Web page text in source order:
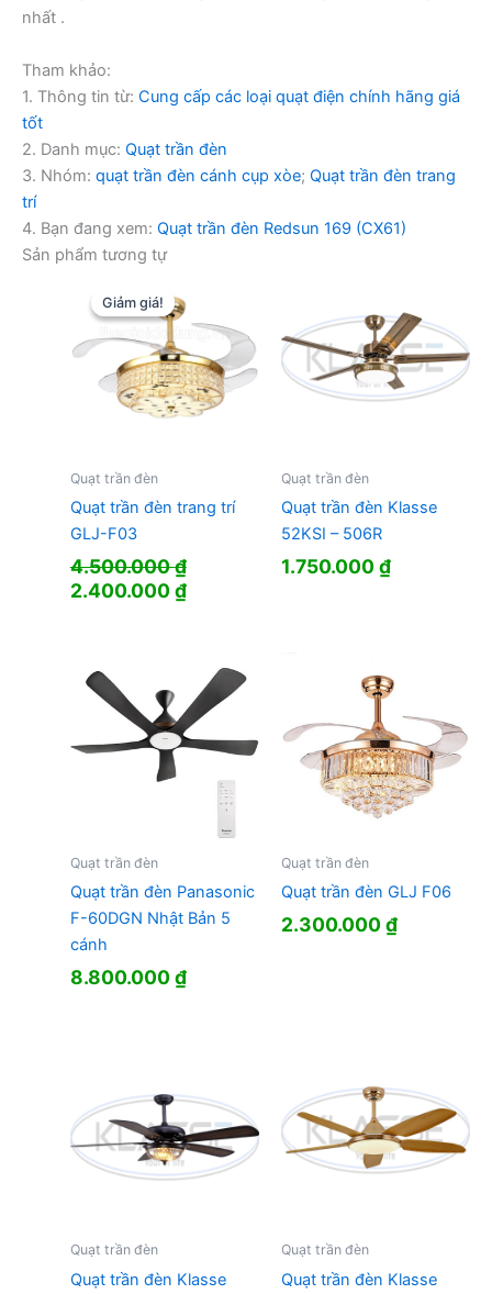
nhất .
Tham khảo:
1. Thông tin từ: Cung cấp các loại quạt điện chính hãng giá
tốt
2. Danh mục: Quạt trần đèn
3. Nhóm: quạt trần đèn cánh cụp xòe; Quạt trần đèn trang
trí
4. Bạn đang xem: Quạt trần đèn Redsun 169 (CX61)
Sản phẩm tương tự
Giảm giá!
Giảm giá!
Quạt trần đèn
Quạt trần đèn trang trí
GLJ-F03
4.500.000₫
Giá
2.400.000₫Giá
2.400.000 ₫.
Quạt trần đèn
Quạt trần đèn Klasse
52KSI – 506R
1.750.000₫
Quạt trần đèn
Quạt trần đèn Panasonic
F-60DGN Nhật Bản 5
cánh
8.800.000₫
Quạt trần đèn
Quạt trần đèn GLJ F06
2.300.000₫
Quạt trần đèn
Quạt trần đèn Klasse
Quạt trần đèn
Quạt trần đèn Klasse